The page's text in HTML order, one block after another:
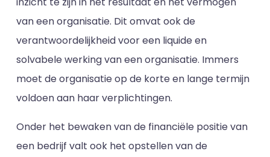
van een organisatie. Dit omvat ook de
verantwoordelijkheid voor een liquide en
solvabele werking van een organisatie. Immers
moet de organisatie op de korte en lange termijn
voldoen aan haar verplichtingen.
Onder het bewaken van de financiële positie van
een bedrijf valt ook het opstellen van de